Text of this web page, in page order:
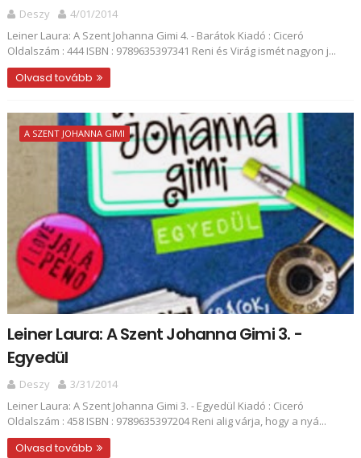
Deszy
4/01/2014
Leiner Laura: A Szent Johanna Gimi 4. - Barátok Kiadó : Ciceró
Oldalszám : 444 ISBN : 9789635397341 Reni és Virág ismét nagyon j...
Olvasd tovább
A SZENT JOHANNA GIMI
Leiner Laura: A Szent Johanna Gimi 3. -
Egyedül
Deszy
3/31/2014
Leiner Laura: A Szent Johanna Gimi 3. - Egyedül Kiadó : Ciceró
Oldalszám : 458 ISBN : 9789635397204 Reni alig várja, hogy a nyá...
Olvasd tovább